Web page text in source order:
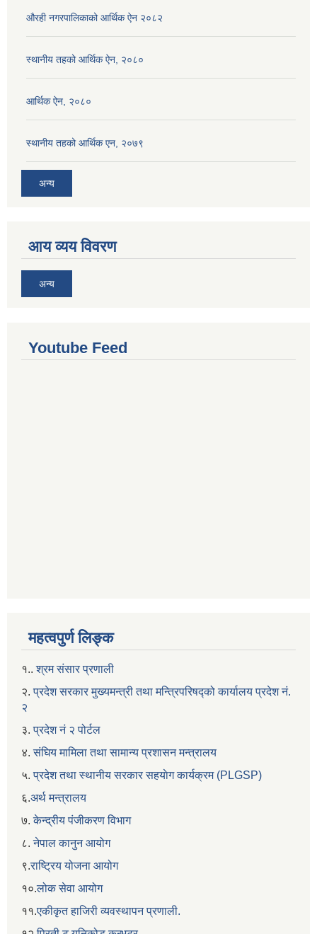
औरही नगरपालिकाको आर्थिक ऐन २०८२
स्थानीय तहको आर्थिक ऐन, २०८०
आर्थिक ऐन, २०८०
स्थानीय तहको आर्थिक एन, २०७९
अन्य
आय व्यय विवरण
अन्य
Youtube Feed
महत्वपुर्ण लिङ्क
१..श्रम संसार प्रणाली
२. प्रदेश सरकार मुख्यमन्त्री तथा मन्त्रिपरिषद्को कार्यालय प्रदेश नं.
२
३.प्रदेश नं २ पोर्टल
४.संघिय मामिला तथा सामान्य प्रशासन मन्त्रालय
५.प्रदेश तथा स्थानीय सरकार सहयाेग कार्यक्रम (PLGSP)
६.अर्थ मन्त्रालय
७.केन्द्रीय पंजीकरण विभाग
८.नेपाल कानुन आयोग
९.राष्ट्रिय योजना आयोग
१०.लोक सेवा आयोग
११.एकीकृत हाजिरी व्यवस्थापन प्रणाली.